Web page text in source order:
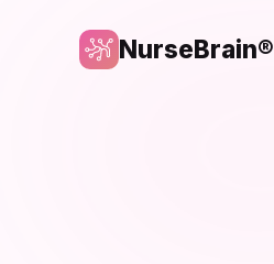
NurseBrain®